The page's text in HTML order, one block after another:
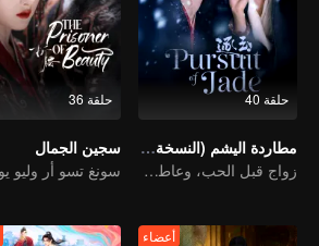
حلقة 40
مطاردة اليشم (النسخة الإنجليزية)
زواج قبل الحب، وعاطفة تتشكل في الحرب
حلقة 36
سجين الجمال
أعضاء